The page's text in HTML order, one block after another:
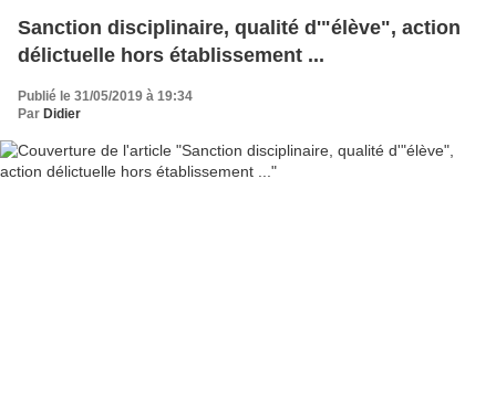
Sanction disciplinaire, qualité d'"élève", action
délictuelle hors établissement ...
Publié le 31/05/2019 à 19:34
Par Didier